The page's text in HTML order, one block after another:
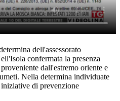
dell'assessorato
confermata la presenza
dall'estremo oriente e
Nella determina individuate
di prevenzione